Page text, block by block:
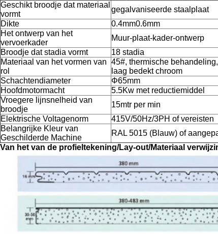
Geschikt broodje dat materiaal
vormt
gegalvaniseerde staalplaat
Dikte
0.4mm0.6mm
Het ontwerp van het
vervoerkader
Muur-plaat-kader-ontwerp
Broodje dat stadia vormt
18 stadia
Materiaal van het vormen van
rol
45#, thermische
laag bedekt chroom
Schachtendiameter
Φ65mm
Hoofdmotormacht
5.5Kw met reductiemiddel
Vroegere lijnsnelheid van
broodje
15mtr per min
Elektrische Voltagenorm
415V/50Hz/3PH of vereisten
Belangrijke Kleur van
Geschilderde Machine
RAL 5015 (Blauw) of
Van het van de profieltekening/Lay-out/Materiaal